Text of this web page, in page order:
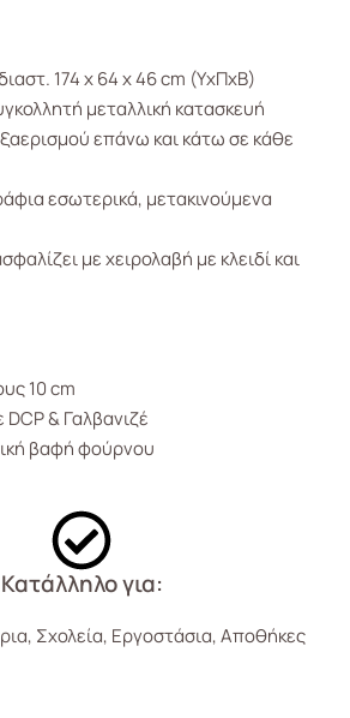
174 x 64 x 46 cm (ΥxΠxB)
μεταλλική κατασκευή
επάνω και κάτω σε κάθε
εσωτερικά, μετακινούμενα
με χειρολαβή με κλειδί και
10 cm
DCP & Γαλβανιζέ
βαφή φούρνου
Κατάλληλο για:
Σχολεία, Εργοστάσια, Αποθήκες